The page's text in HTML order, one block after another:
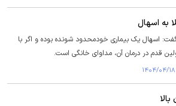
به اسهال
اسهال یک بیماری خودمحدود شونده بوده و اگر با
قدم در درمان آن، مداوای خانگی است.